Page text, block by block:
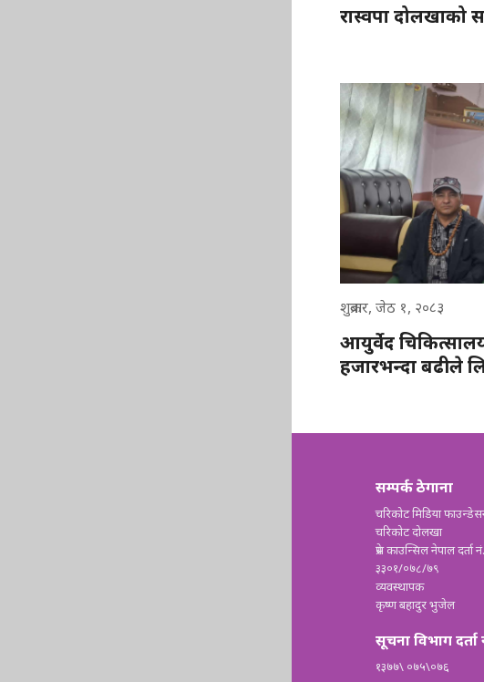
रास्वपा दोलखाको
शुक्रबार, जेठ १, २०८३
आयुर्वेद
हजारभन्दा बढीले
सम्पर्क ठेगाना
चरिकोट मिडिया
चरिकोट दोलखा
प्रेस काउन्सिल नेपाल दर्ता नं.
३३०१/०७८/७९
व्यवस्थापक
कृष्ण बहादुर भुजेल
सूचना विभाग दर्ता
१३७७\ ०७५\०७६